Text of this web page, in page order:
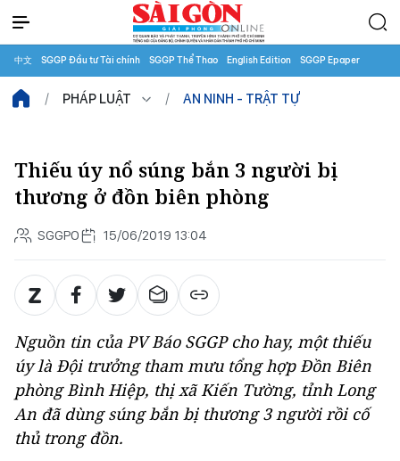
中文 SGGP Đầu tư Tài chính SGGP Thể Thao English Edition SGGP Epaper
PHÁP LUẬT AN NINH - TRẬT TỰ
Thiếu úy nổ súng bắn 3 người bị
thương ở đồn biên phòng
SGGPO 15/06/2019 13:04
Nguồn tin của PV Báo SGGP cho hay, một thiếu
úy là Đội trưởng tham mưu tổng hợp Đồn Biên
phòng Bình Hiệp, thị xã Kiến Tường, tỉnh Long
An đã dùng súng bắn bị thương 3 người rồi cố
thủ trong đồn.